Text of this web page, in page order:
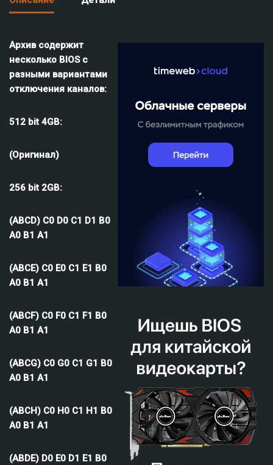
Архив содержит
несколько BIOS с
разными вариантами
отключения каналов:
512 bit 4GB:
(Оригинал)
256 bit 2GB:
(ABCD) C0 D0 C1 D1 B0
A0 B1 A1
(ABCE) C0 E0 C1 E1 B0
A0 B1 A1
(ABCF) C0 F0 C1 F1 B0
A0 B1 A1
(ABCG) C0 G0 C1 G1 B0
A0 B1 A1
(ABCH) C0 H0 C1 H1 B0
A0 B1 A1
(ABDE) D0 E0 D1 E1 B0